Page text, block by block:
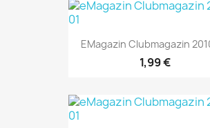
EMagazin Clubmagazin
1,99 €